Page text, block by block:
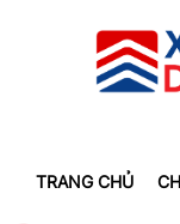
TRANG CHỦ